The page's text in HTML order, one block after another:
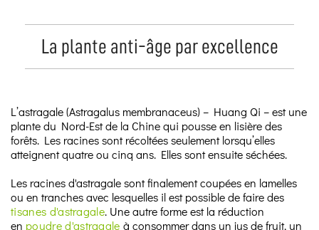
La plante anti-âge par excellence
L’astragale (Astragalus membranaceus) – Huang Qi – est une
plante du Nord-Est de la Chine qui pousse en lisière des
forêts. Les racines sont récoltées seulement lorsqu’elles
atteignent quatre ou cinq ans. Elles sont ensuite séchées.
Les racines d'astragale sont finalement coupées en lamelles
ou en tranches avec lesquelles il est possible de faire des
tisanes d'astragale. Une autre forme est la réduction
en poudre d'astragale à consommer dans un jus de fruit, un